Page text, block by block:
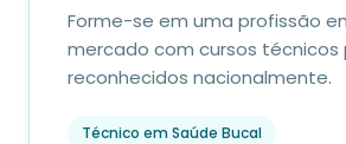
Forme-se em uma profissão
mercado com cursos técnicos
reconhecidos nacionalmente.
Técnico em Saúde Bucal